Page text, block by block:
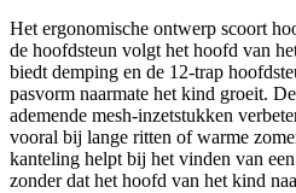
Het ergonomische ontwerp scoort
de hoofdsteun volgt het hoofd van
biedt demping en de 12‑trap
pasvorm naarmate het kind groeit.
ademende mesh‑inzetstukken
vooral bij lange ritten of warme
kanteling helpt bij het vinden van
zonder dat het hoofd van het kind